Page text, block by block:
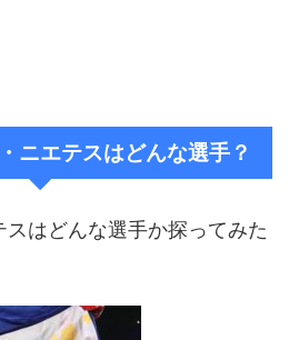
ニエテスはどんな選手？
はどんな選手か探ってみた